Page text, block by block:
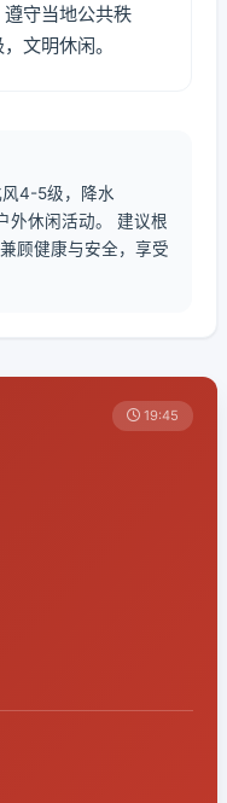
守当地公共秩
文明休闲。
4-5级，降水
外休闲活动。 建议根
顾健康与安全，享受
19:45